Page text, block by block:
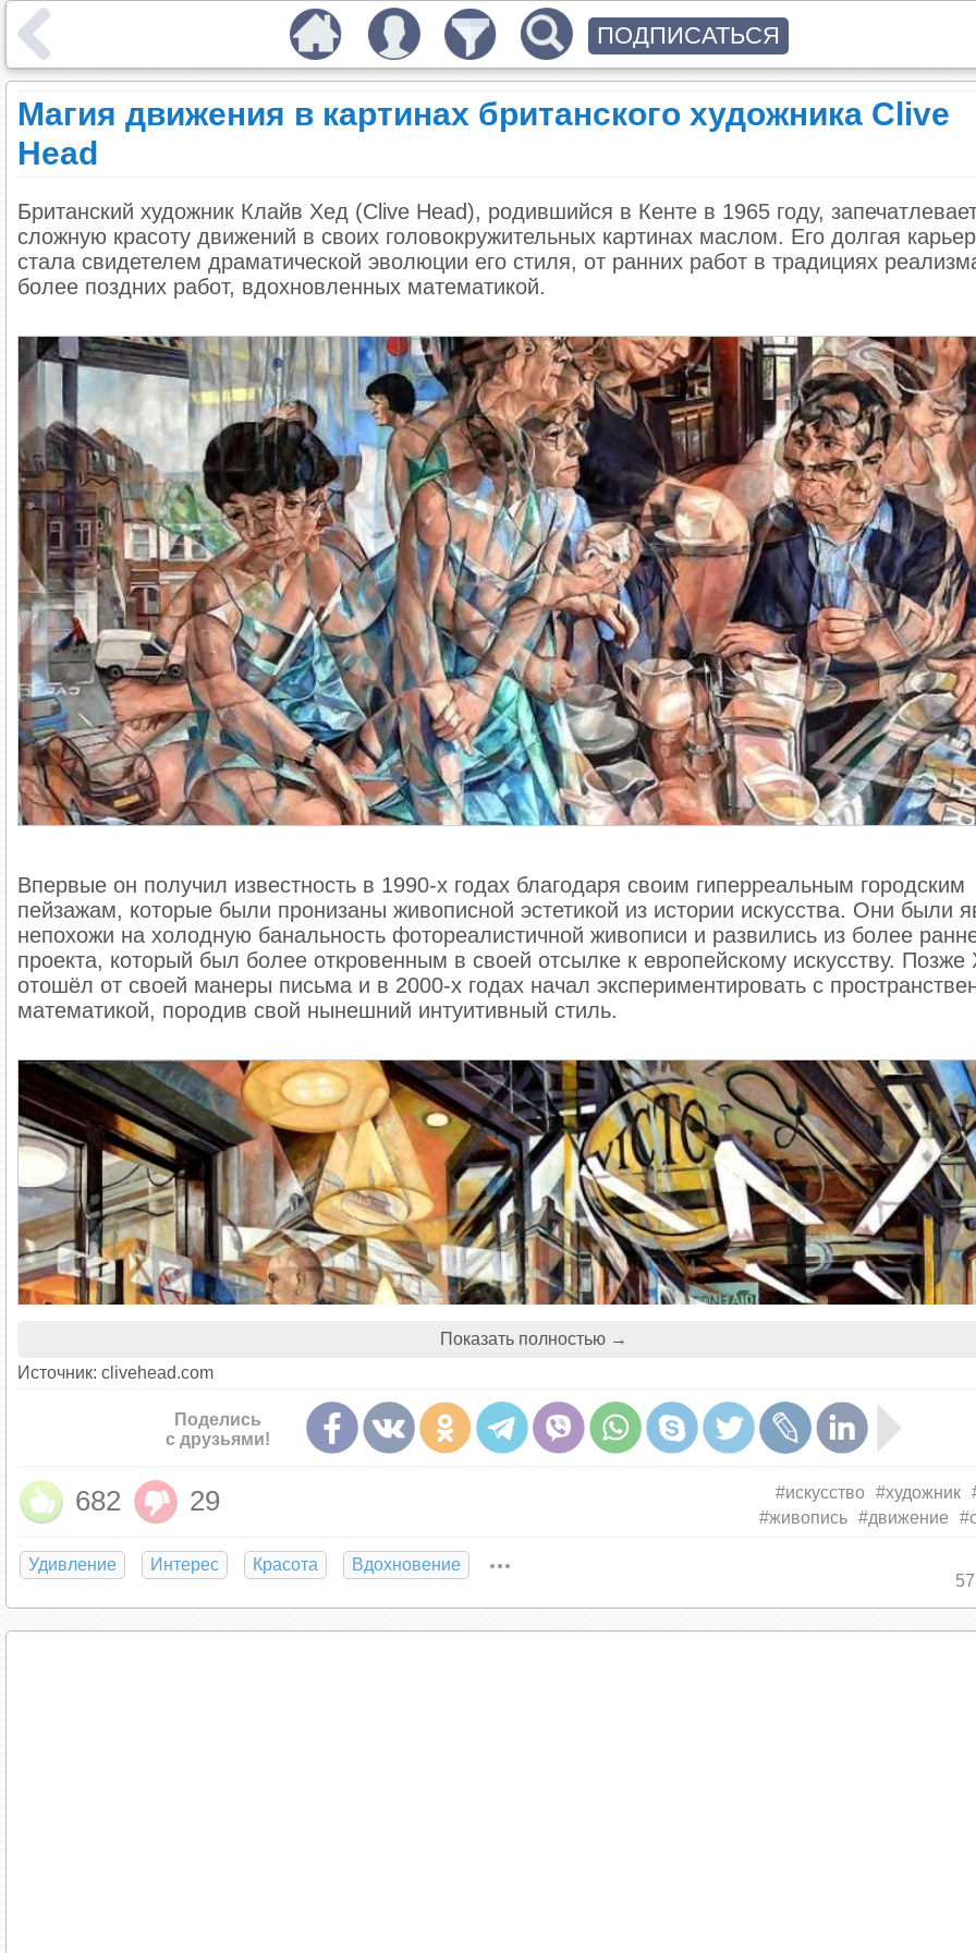
Магия движения в картинах британского художника Clive
Head
Британский художник Клайв Хед (Clive Head), родившийся в Кенте в 1965 году,
сложную красоту движений в своих головокружительных картинах маслом. Его долгая
стала свидетелем драматической эволюции его стиля, от ранних работ в традициях
более поздних работ, вдохновленных математикой.
Впервые он получил известность в 1990-х годах благодаря своим гиперреальным городским
пейзажам, которые были пронизаны живописной эстетикой из истории искусства. Они были
непохожи на холодную банальность фотореалистичной живописи и развились из более
проекта, который был более откровенным в своей отсылке к европейскому искусству. Позже
отошёл от своей манеры письма и в 2000-х годах начал экспериментировать с
математикой, породив свой нынешний интуитивный стиль.
Показать полностью →
Источник: clivehead.com
Поделись
с друзьями!
682 29 #искусство #художник
#живопись
#движение
Удивление Интерес Красота
Вдохновение
ПОДПИСАТЬСЯ